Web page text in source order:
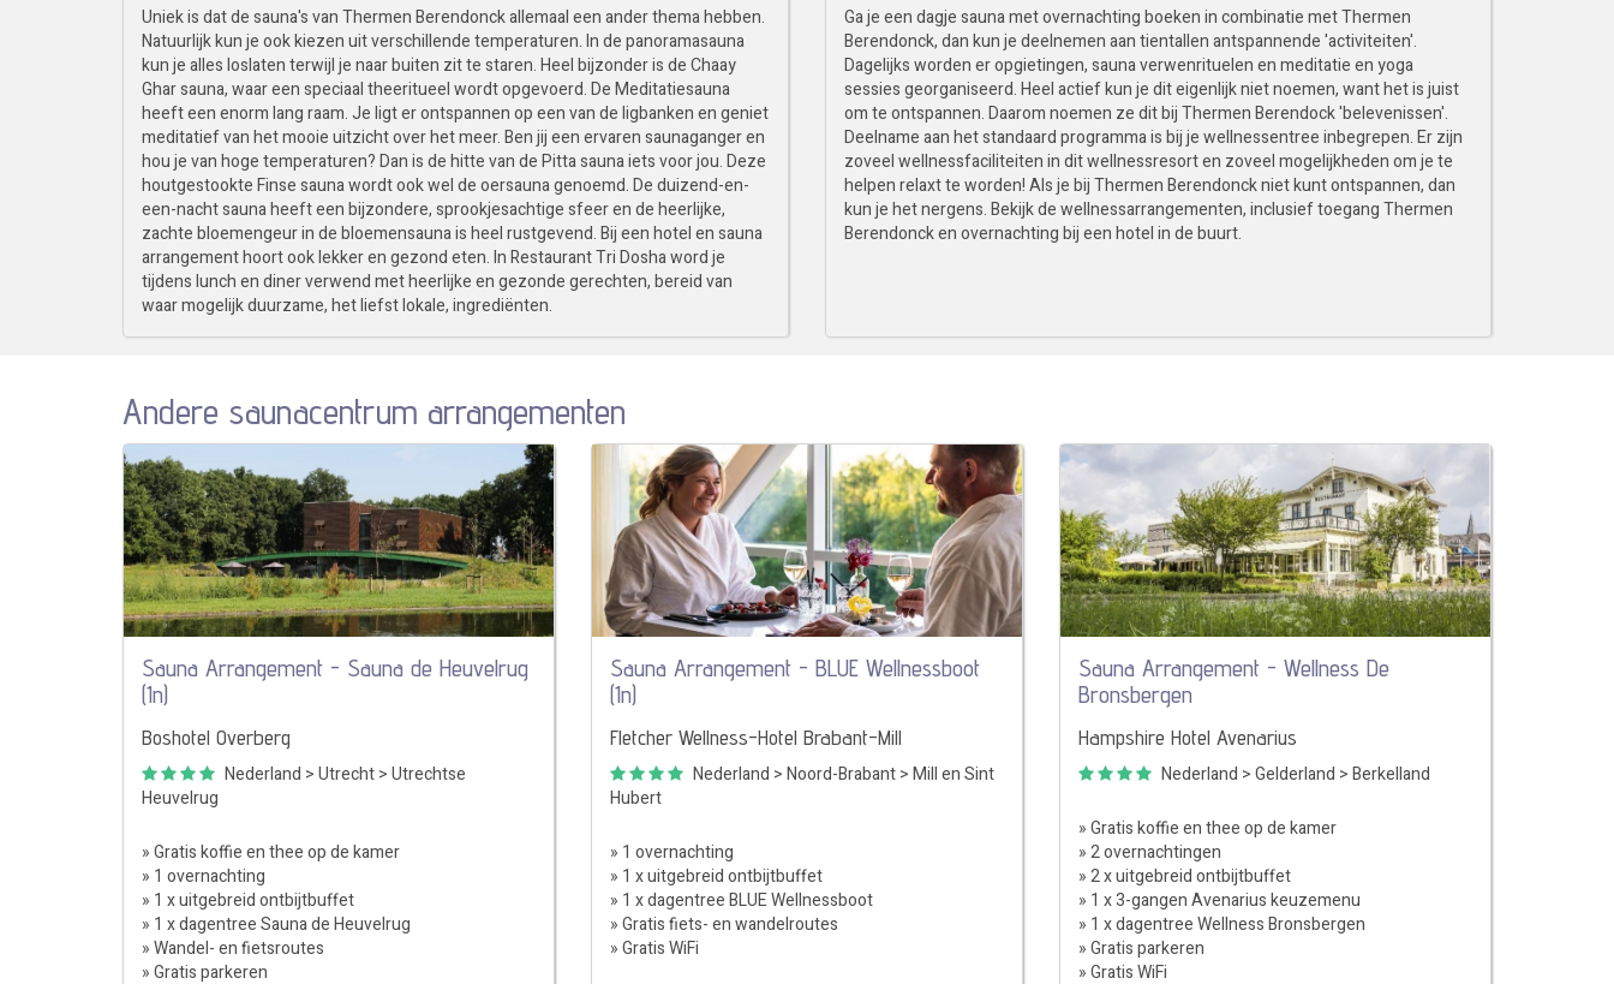
Uniek is dat de sauna's van Thermen Berendonck allemaal een ander thema hebben.
Natuurlijk kun je ook kiezen uit verschillende temperaturen. In de panoramasauna
kun je alles loslaten terwijl je naar buiten zit te staren. Heel bijzonder is de Chaay
Ghar sauna, waar een speciaal theeritueel wordt opgevoerd. De Meditatiesauna
heeft een enorm lang raam. Je ligt er ontspannen op een van de ligbanken en geniet
meditatief van het mooie uitzicht over het meer. Ben jij een ervaren saunaganger en
hou je van hoge temperaturen? Dan is de hitte van de Pitta sauna iets voor jou. Deze
houtgestookte Finse sauna wordt ook wel de oersauna genoemd. De duizend-en-
een-nacht sauna heeft een bijzondere, sprookjesachtige sfeer en de heerlijke,
zachte bloemengeur in de bloemensauna is heel rustgevend. Bij een hotel en sauna
arrangement hoort ook lekker en gezond eten. In Restaurant Tri Dosha word je
tijdens lunch en diner verwend met heerlijke en gezonde gerechten, bereid van
waar mogelijk duurzame, het liefst lokale, ingrediënten.
Ga je een dagje sauna met overnachting boeken in combinatie met Thermen
Berendonck, dan kun je deelnemen aan tientallen antspannende 'activiteiten'.
Dagelijks worden er opgietingen, sauna verwenrituelen en meditatie en yoga
sessies georganiseerd. Heel actief kun je dit eigenlijk niet noemen, want het is juist
om te ontspannen. Daarom noemen ze dit bij Thermen Berendock 'belevenissen'.
Deelname aan het standaard programma is bij je wellnessentree inbegrepen. Er zijn
zoveel wellnessfaciliteiten in dit wellnessresort en zoveel mogelijkheden om je te
helpen relaxt te worden! Als je bij Thermen Berendonck niet kunt ontspannen, dan
kun je het nergens. Bekijk de wellnessarrangementen, inclusief toegang Thermen
Berendonck en overnachting bij een hotel in de buurt.
Andere saunacentrum arrangementen
Sauna Arrangement - Sauna de Heuvelrug
(1n)
Boshotel Overberg
Nederland >Utrecht>Utrechtse
Heuvelrug
» Gratis koffie en thee op de kamer
» 1 overnachting
» 1 x uitgebreid ontbijtbuffet
» 1 x dagentree Sauna de Heuvelrug
» Wandel- en fietsroutes
» Gratis parkeren
Sauna Arrangement - BLUE Wellnessboot
(1n)
Fletcher Wellness-Hotel Brabant-Mill
Nederland >Noord-Brabant>Mill en Sint
Hubert
» 1 overnachting
» 1 x uitgebreid ontbijtbuffet
» 1 x dagentree BLUE Wellnessboot
» Gratis fiets- en wandelroutes
» Gratis WiFi
Sauna Arrangement - Wellness De
Bronsbergen
Hampshire Hotel Avenarius
Nederland >Gelderland >Berkelland
» Gratis koffie en thee op de kamer
» 2 overnachtingen
» 2 x uitgebreid ontbijtbuffet
» 1 x 3-gangen Avenarius keuzemenu
» 1 x dagentree Wellness Bronsbergen
» Gratis parkeren
» Gratis WiFi